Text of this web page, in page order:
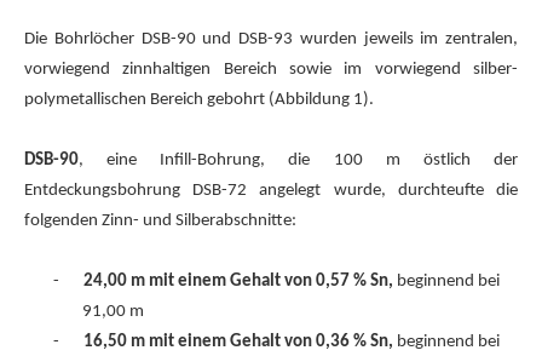
Die Bohrlöcher DSB-90 und DSB-93 wurden jeweils im zentralen,
vorwiegend zinnhaltigen Bereich sowie im vorwiegend silber-
polymetallischen Bereich gebohrt (Abbildung 1).
DSB-90, eine Infill-Bohrung, die 100 m östlich der
Entdeckungsbohrung DSB-72 angelegt wurde, durchteufte die
folgenden Zinn- und Silberabschnitte:
- 24,00 m mit einem Gehalt von 0,57 % Sn, beginnend bei
91,00 m
-
16,50 m mit einem Gehalt von 0,36 % Sn, beginnend bei